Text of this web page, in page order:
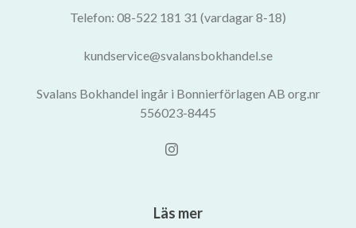
Telefon: 08-522 181 31 (vardagar 8-18)
kundservice@svalansbokhandel.se
Svalans Bokhandel ingår i Bonnierförlagen AB org.nr
556023-8445
Läs mer